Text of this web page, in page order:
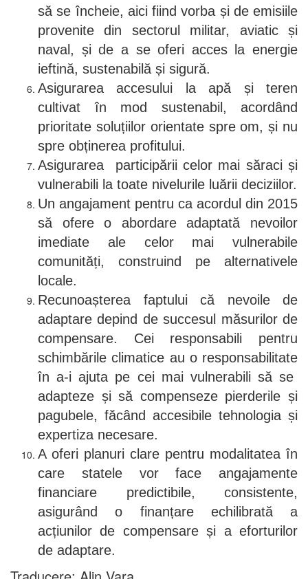
să se încheie, aici fiind vorba și de emisiile
provenite din sectorul militar, aviatic și
naval, și de a se oferi acces la energie
ieftină, sustenabilă și sigură.
Asigurarea accesului la apă și teren
cultivat în mod sustenabil, acordând
prioritate soluțiilor orientate spre om, și nu
spre obținerea profitului.
Asigurarea participării celor mai săraci și
vulnerabili la toate nivelurile luării deciziilor.
Un angajament pentru ca acordul din 2015
să ofere o abordare adaptată nevoilor
imediate ale celor mai vulnerabile
comunități, construind pe alternativele
locale.
Recunoașterea faptului că nevoile de
adaptare depind de succesul măsurilor de
compensare. Cei responsabili pentru
schimbările climatice au o responsabilitate
în a-i ajuta pe cei mai vulnerabili să se
adapteze și să compenseze pierderile și
pagubele, făcând accesibile tehnologia și
expertiza necesare.
A oferi planuri clare pentru modalitatea în
care statele vor face angajamente
financiare predictibile, consistente,
asigurând o finanțare echilibrată a
acțiunilor de compensare și a eforturilor
de adaptare.